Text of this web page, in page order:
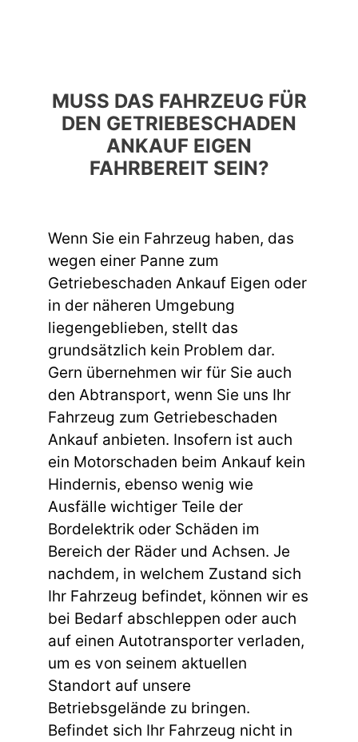
MUSS DAS FAHRZEUG FÜR
DEN GETRIEBESCHADEN
ANKAUF EIGEN
FAHRBEREIT SEIN?
Wenn Sie ein Fahrzeug haben, das
wegen einer Panne zum
Getriebeschaden Ankauf Eigen oder
in der näheren Umgebung
liegengeblieben, stellt das
grundsätzlich kein Problem dar.
Gern übernehmen wir für Sie auch
den Abtransport, wenn Sie uns Ihr
Fahrzeug zum Getriebeschaden
Ankauf anbieten. Insofern ist auch
ein Motorschaden beim Ankauf kein
Hindernis, ebenso wenig wie
Ausfälle wichtiger Teile der
Bordelektrik oder Schäden im
Bereich der Räder und Achsen. Je
nachdem, in welchem Zustand sich
Ihr Fahrzeug befindet, können wir es
bei Bedarf abschleppen oder auch
auf einen Autotransporter verladen,
um es von seinem aktuellen
Standort auf unsere
Betriebsgelände zu bringen.
Befindet sich Ihr Fahrzeug nicht in